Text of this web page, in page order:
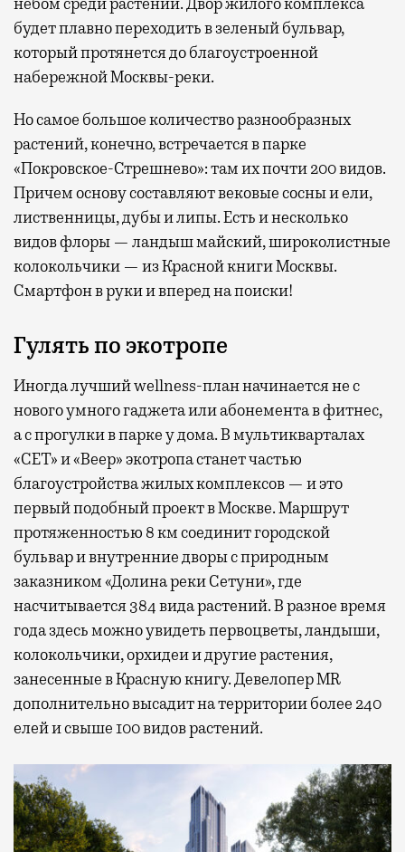
будет плавно переходить в зеленый бульвар,
который протянется до благоустроенной
набережной Москвы-реки.
Но самое большое количество разнообразных
растений, конечно, встречается в парке
«Покровское-Стрешнево»: там ихпочти 200 видов.
Причем основу составляют вековые сосны и ели,
лиственницы, дубы и липы. Есть и несколько
видов флоры — ландыш майский, широколистные
колокольчики — из Красной книги Москвы.
Смартфон в руки и вперед на поиски!
Гулять по экотропе
Иногда лучший wellness-план начинается не с
нового умного гаджета или абонемента в фитнес,
а с прогулки в парке у дома. В мультикварталах
«СЕТ» и «Веер» экотропа станет частью
благоустройства жилых комплексов — и это
первый подобный проект в Москве. Маршрут
протяженностью 8 км соединит городской
бульвар и внутренние дворы с природным
заказником «Долина реки Сетуни», где
насчитывается 384 вида растений. В разное время
года здесь можно увидеть первоцветы, ландыши,
колокольчики, орхидеи и другие растения,
занесенные в Красную книгу. Девелопер MR
дополнительно высадит на территории более 240
елей и свыше 100 видов растений.